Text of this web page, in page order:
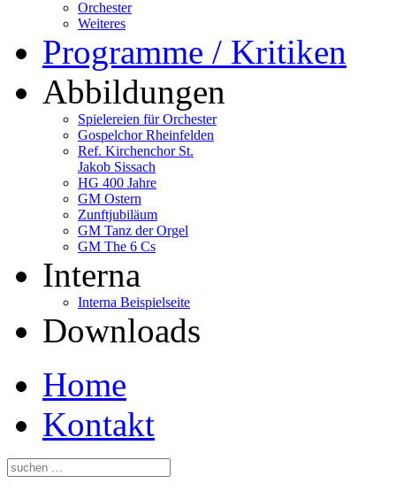
Orchester
Weiteres
Programme / Kritiken
Abbildungen
Spielereien für Orchester
Gospelchor Rheinfelden
Ref. Kirchenchor St.
Jakob Sissach
HG 400 Jahre
GM Ostern
Zunftjubiläum
GM Tanz der Orgel
GM The 6 Cs
Interna
Interna Beispielseite
Downloads
Home
Kontakt